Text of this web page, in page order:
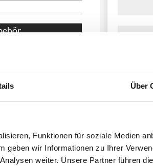
Über
Funktionen für soziale Medien
geben wir Informationen zu Ihrer
weiter. Unsere Partner führen
kg